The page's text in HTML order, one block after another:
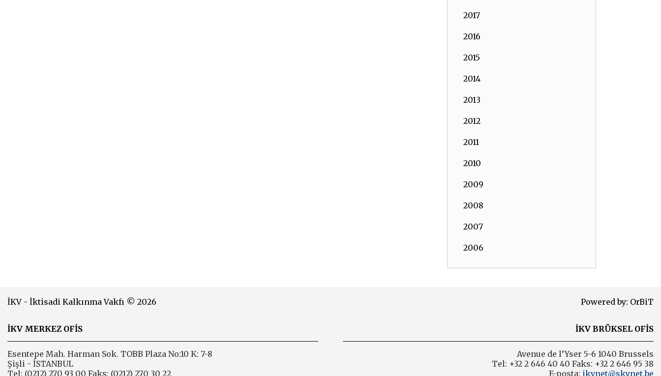
2017
2016
2015
2014
2013
2012
2011
2010
2009
2008
2007
2006
İKV - İktisadi Kalkınma Vakfı © 2026 Powered by: OrBiT
İKV MERKEZ OFİS
Esentepe Mah. Harman Sok. TOBB Plaza No:10 K: 7-8
Şişli - İSTANBUL
Tel: (0212) 270 93 00 Faks: (0212) 270 30 22
İKV BRÜKSEL OFİS
Avenue de l’Yser 5-6 1040 Brussels
Tel: +32 2 646 40 40 Faks: +32 2 646 95 38
E-posta: ikvnet@skynet.be